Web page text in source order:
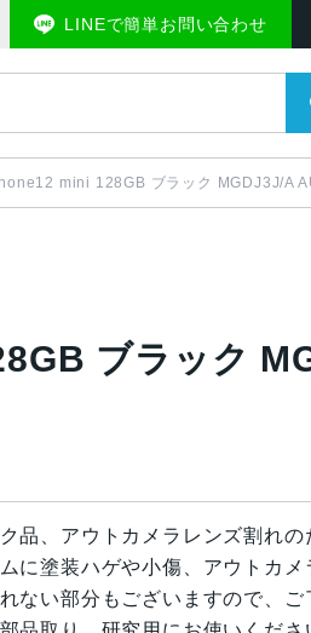
アメモバマーケット
LINEで簡単お問い合わせ
mini 128GB ブラック MGDJ3J/A
ブラック
品、アウトカメラレンズ割れ
に塗装ハゲや小傷、アウトカ
ない部分もございますので、